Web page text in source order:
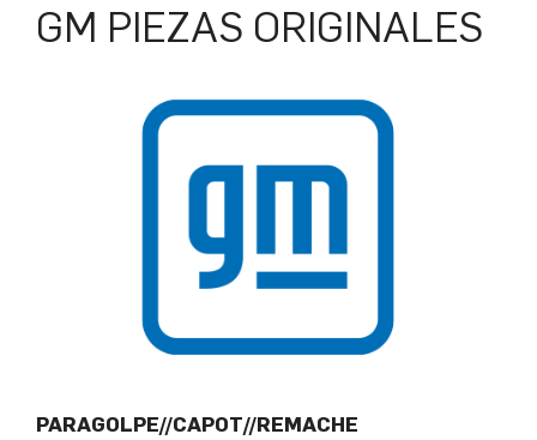
GM PIEZAS ORIGINALES
PARAGOLPE//CAPOT//REMACHE